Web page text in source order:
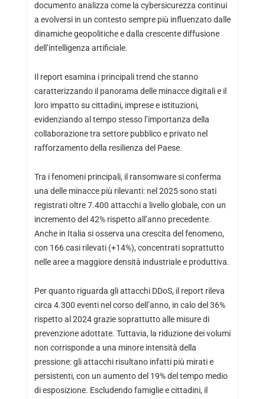
documento analizza come la cybersicurezza continui
a evolversi in un contesto sempre più influenzato dalle
dinamiche geopolitiche e dalla crescente diffusione
dell’intelligenza artificiale.
Il report esamina i principali trend che stanno
caratterizzando il panorama delle minacce digitali e il
loro impatto su cittadini, imprese e istituzioni,
evidenziando al tempo stesso l’importanza della
collaborazione tra settore pubblico e privato nel
rafforzamento della resilienza del Paese.
Tra i fenomeni principali, il ransomware si conferma
una delle minacce più rilevanti: nel 2025 sono stati
registrati oltre 7.400 attacchi a livello globale, con un
incremento del 42% rispetto all’anno precedente.
Anche in Italia si osserva una crescita del fenomeno,
con 166 casi rilevati (+14%), concentrati soprattutto
nelle aree a maggiore densità industriale e produttiva.
Per quanto riguarda gli attacchi DDoS, il report rileva
circa 4.300 eventi nel corso dell’anno, in calo del 36%
rispetto al 2024 grazie soprattutto alle misure di
prevenzione adottate. Tuttavia, la riduzione dei volumi
non corrisponde a una minore intensità della
pressione: gli attacchi risultano infatti più mirati e
persistenti, con un aumento del 19% del tempo medio
di esposizione. Escludendo famiglie e cittadini, il